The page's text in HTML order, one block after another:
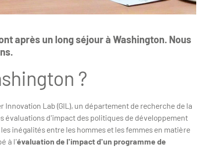
après un long séjour à Washington. Nous
?
Lab (GIL), un département de recherche de la
évaluations d'impact des politiques de développement
inégalités entre les hommes et les femmes en matière
à l'évaluation de l'impact d'un programme de